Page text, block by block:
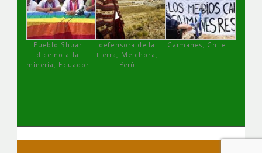
Pueblo Shuar
dice no a la
minería, Ecuador
defensora de la
tierra, Melchora,
Perú
Caimanes, Chile